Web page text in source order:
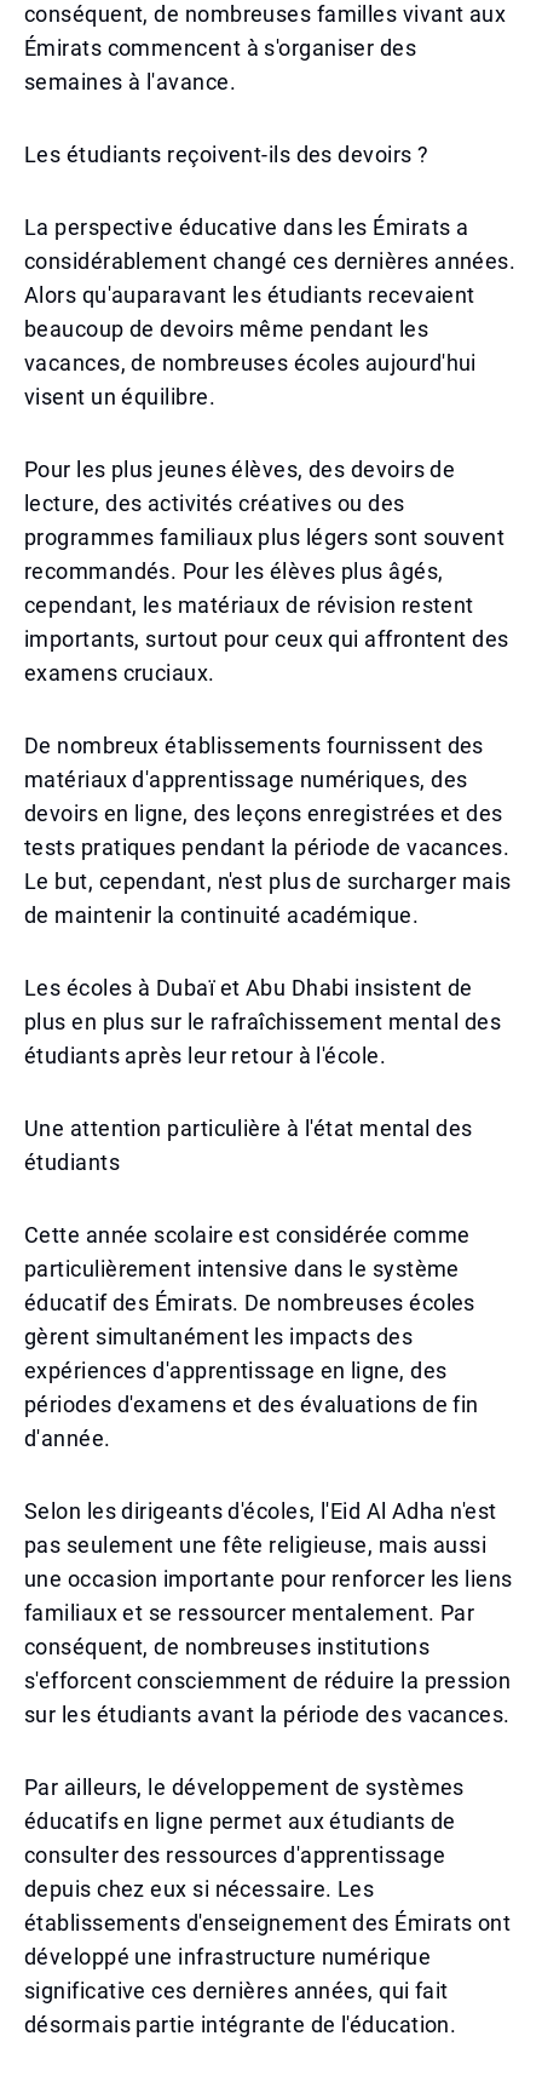
conséquent, de nombreuses familles vivant aux
Émirats commencent à s'organiser des
semaines à l'avance.
Les étudiants reçoivent-ils des devoirs ?
La perspective éducative dans les Émirats a
considérablement changé ces dernières années.
Alors qu'auparavant les étudiants recevaient
beaucoup de devoirs même pendant les
vacances, de nombreuses écoles aujourd'hui
visent un équilibre.
Pour les plus jeunes élèves, des devoirs de
lecture, des activités créatives ou des
programmes familiaux plus légers sont souvent
recommandés. Pour les élèves plus âgés,
cependant, les matériaux de révision restent
importants, surtout pour ceux qui affrontent des
examens cruciaux.
De nombreux établissements fournissent des
matériaux d'apprentissage numériques, des
devoirs en ligne, des leçons enregistrées et des
tests pratiques pendant la période de vacances.
Le but, cependant, n'est plus de surcharger mais
de maintenir la continuité académique.
Les écoles à Dubaï et Abu Dhabi insistent de
plus en plus sur le rafraîchissement mental des
étudiants après leur retour à l'école.
Une attention particulière à l'état mental des
étudiants
Cette année scolaire est considérée comme
particulièrement intensive dans le système
éducatif des Émirats. De nombreuses écoles
gèrent simultanément les impacts des
expériences d'apprentissage en ligne, des
périodes d'examens et des évaluations de fin
d'année.
Selon les dirigeants d'écoles, l'Eid Al Adha n'est
pas seulement une fête religieuse, mais aussi
une occasion importante pour renforcer les liens
familiaux et se ressourcer mentalement. Par
conséquent, de nombreuses institutions
s'efforcent consciemment de réduire la pression
sur les étudiants avant la période des vacances.
Par ailleurs, le développement de systèmes
éducatifs en ligne permet aux étudiants de
consulter des ressources d'apprentissage
depuis chez eux si nécessaire. Les
établissements d'enseignement des Émirats ont
développé une infrastructure numérique
significative ces dernières années, qui fait
désormais partie intégrante de l'éducation.